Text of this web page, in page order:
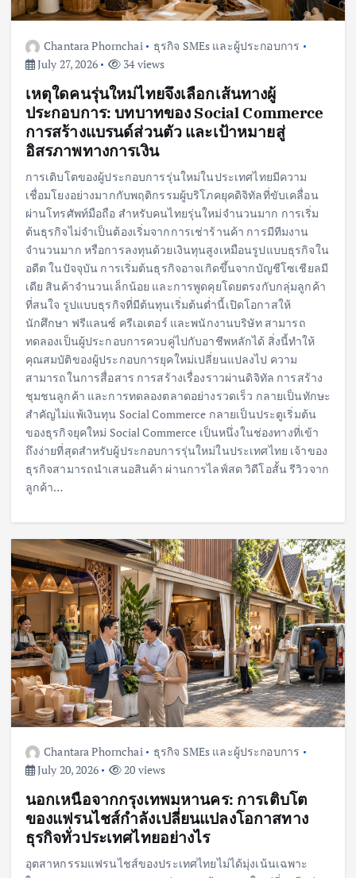
Chantara Phornchai
ธุรกิจ SMEs และผู้ประกอบการ
July 27, 2026
34 views
เหตุใดคนรุ่นใหม่ไทยจึงเลือกเส้นทางผู้
ประกอบการ: บทบาทของ Social Commerce
การสร้างแบรนด์ส่วนตัว และเป้าหมายสู่
อิสรภาพทางการเงิน
การเติบโตของผู้ประกอบการรุ่นใหม่ในประเทศไทยมีความ
เชื่อมโยงอย่างมากกับพฤติกรรมผู้บริโภคยุคดิจิทัลที่ขับเคลื่อน
ผ่านโทรศัพท์มือถือ สำหรับคนไทยรุ่นใหม่จำนวนมาก การเริ่ม
ต้นธุรกิจไม่จำเป็นต้องเริ่มจากการเช่าร้านค้า การมีทีมงาน
จำนวนมาก หรือการลงทุนด้วยเงินทุนสูงเหมือนรูปแบบธุรกิจใน
อดีต ในปัจจุบัน การเริ่มต้นธุรกิจอาจเกิดขึ้นจากบัญชีโซเชียลมี
เดีย สินค้าจำนวนเล็กน้อย และการพูดคุยโดยตรงกับกลุ่มลูกค้า
ที่สนใจ รูปแบบธุรกิจที่มีต้นทุนเริ่มต้นต่ำนี้เปิดโอกาสให้
นักศึกษา ฟรีแลนซ์ ครีเอเตอร์ และพนักงานบริษัท สามารถ
ทดลองเป็นผู้ประกอบการควบคู่ไปกับอาชีพหลักได้ สิ่งนี้ทำให้
คุณสมบัติของผู้ประกอบการยุคใหม่เปลี่ยนแปลงไป ความ
สามารถในการสื่อสาร การสร้างเรื่องราวผ่านดิจิทัล การสร้าง
ชุมชนลูกค้า และการทดลองตลาดอย่างรวดเร็ว กลายเป็นทักษะ
สำคัญไม่แพ้เงินทุน Social Commerce กลายเป็นประตูเริ่มต้น
ของธุรกิจยุคใหม่ Social Commerce เป็นหนึ่งในช่องทางที่เข้า
ถึงง่ายที่สุดสำหรับผู้ประกอบการรุ่นใหม่ในประเทศไทย เจ้าของ
ธุรกิจสามารถนำเสนอสินค้า ผ่านการไลฟ์สด วิดีโอสั้น รีวิวจาก
ลูกค้า…
Chantara Phornchai
ธุรกิจ SMEs และผู้ประกอบการ
July 20, 2026
20 views
นอกเหนือจากกรุงเทพมหานคร: การเติบโต
ของแฟรนไชส์กำลังเปลี่ยนแปลงโอกาสทาง
ธุรกิจทั่วประเทศไทยอย่างไร
อุตสาหกรรมแฟรนไชส์ของประเทศไทยไม่ได้มุ่งเน้นเฉพาะ